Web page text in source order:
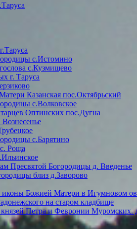
с.Истомино
с.Кузмищево
г. Таруса
Казанская пос.Октябрьский
с.Волковское
Оптинских пос.Дугна
с.Барятино
Роща
Пресвятой Богородицы д. Введенье
близ д.Заворово
иконы Божией Матери в Игумновом
на старом кладбище
князей Петра и Февронии Муромских.